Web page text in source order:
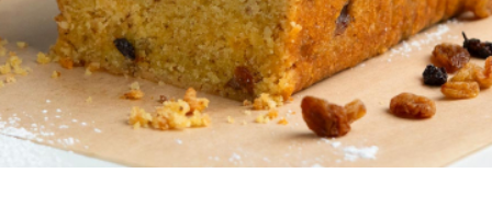
8 - 10 5 λεπτά 45 λεπτά